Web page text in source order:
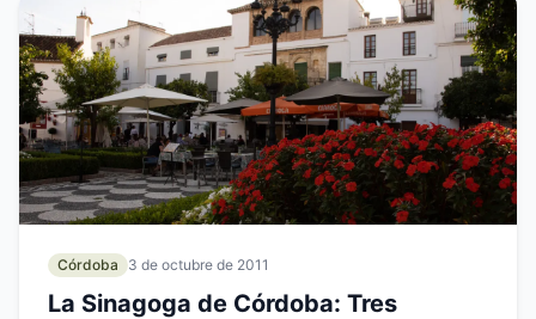
Córdoba 3 de octubre de 2011
La Sinagoga de Córdoba: Tres